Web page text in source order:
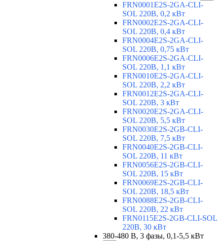
FRN0001E2S-2GA-CLI-
SOL 220В, 0,2 кВт
FRN0002E2S-2GA-CLI-
SOL 220В, 0,4 кВт
FRN0004E2S-2GA-CLI-
SOL 220В, 0,75 кВт
FRN0006E2S-2GA-CLI-
SOL 220В, 1,1 кВт
FRN0010E2S-2GA-CLI-
SOL 220В, 2,2 кВт
FRN0012E2S-2GA-CLI-
SOL 220В, 3 кВт
FRN0020E2S-2GA-CLI-
SOL 220В, 5,5 кВт
FRN0030E2S-2GB-CLI-
SOL 220В, 7,5 кВт
FRN0040E2S-2GB-CLI-
SOL 220В, 11 кВт
FRN0056E2S-2GB-CLI-
SOL 220В, 15 кВт
FRN0069E2S-2GB-CLI-
SOL 220В, 18,5 кВт
FRN0088E2S-2GB-CLI-
SOL 220В, 22 кВт
FRN0115E2S-2GB-CLI-SOL
220В, 30 кВт
380-480 В, 3 фазы, 0,1-5,5 кВт